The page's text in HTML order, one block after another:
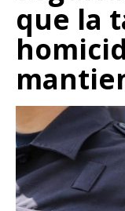
que la